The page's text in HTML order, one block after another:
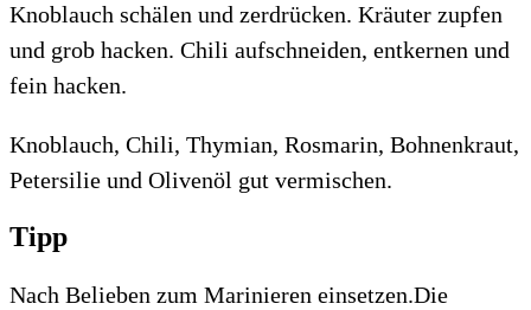
Knoblauch schälen und zerdrücken. Kräuter zupfen
und grob hacken. Chili aufschneiden, entkernen und
fein hacken.
Knoblauch, Chili, Thymian, Rosmarin, Bohnenkraut,
Petersilie und Olivenöl gut vermischen.
Tipp
Nach Belieben zum Marinieren einsetzen.Die